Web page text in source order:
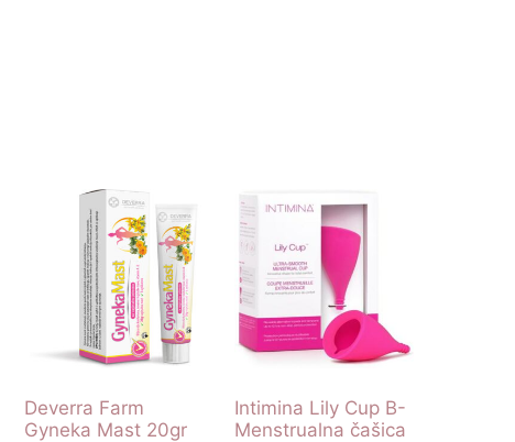
Deverra Farm
Gyneka Mast 20gr
Intimina Lily Cup B-
Menstrualna čašica